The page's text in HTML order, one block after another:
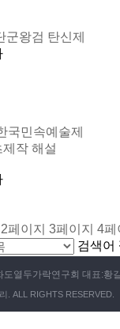
군왕검 탄신제
국민속예술제
작 해설
2페이지 3페이지 4페
검색어
도열두가락연구회 대표:
. ALL RIGHTS RESERVED.